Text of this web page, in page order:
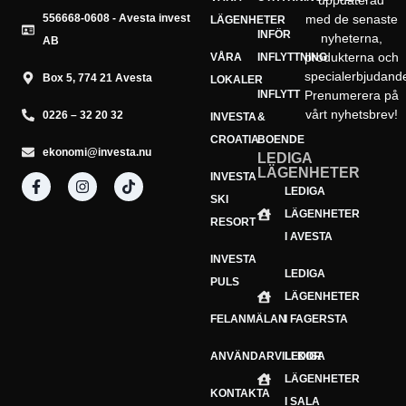
556668-0608 - Avesta invest
AB
Box 5, 774 21 Avesta
0226 – 32 20 32
ekonomi@investa.nu
LÄGENHETER
VÅRA
LOKALER
INVESTA
CROATIA
INVESTA
SKI
RESORT
INVESTA
PULS
FELANMÄLAN
ANVÄNDARVILLKOR
KONTAKTA
INFÖR
INFLYTTNING
INFLYTT
&
BOENDE
LEDIGA
LÄGENHETER
LEDIGA
LÄGENHETER
I AVESTA
LEDIGA
LÄGENHETER
I FAGERSTA
LEDIGA
LÄGENHETER
I SALA
med de senaste
nyheterna,
produkterna och
Prenumerera på
vårt nyhetsbrev!
E-
postadress
Prenumerera